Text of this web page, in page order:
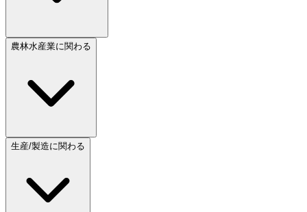
農林水産業に関わる
生産/製造に関わる